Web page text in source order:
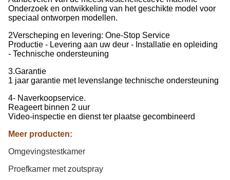
Onderzoek en ontwikkeling van het geschikte model voor
speciaal ontworpen modellen.
2Verscheping en levering: One-Stop Service
Productie - Levering aan uw deur - Installatie en opleiding
- Technische ondersteuning
3.Garantie
1 jaar garantie met levenslange technische ondersteuning
4- Naverkoopservice.
Reageert binnen 2 uur
Video-inspectie en dienst ter plaatse gecombineerd
Meer producten:
Omgevingstestkamer
Proefkamer met zoutspray